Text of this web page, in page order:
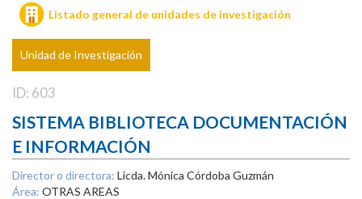
Listado general de unidades de investigación
Unidad de Investigación
ID: 603
SISTEMA BIBLIOTECA DOCUMENTACIÓN
E INFORMACIÓN
Director o directora: Licda. Mónica Córdoba Guzmán
Área: OTRAS AREAS